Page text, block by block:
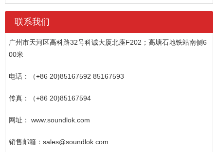
联系我们
广州市天河区高科路32号科诚大厦北座F202；高塘石地铁站南侧6
00米
电话：（+86 20)85167592 85167593
传真：（+86 20)85167594
网址： www.soundlok.com
销售邮箱：sales@soundlok.com